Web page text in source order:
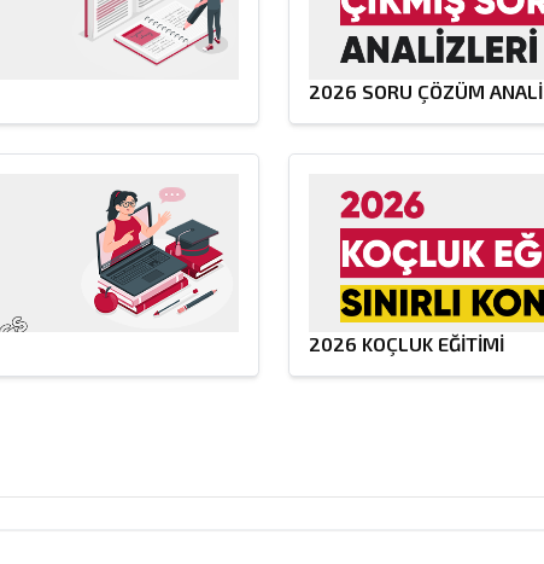
2026 SORU ÇÖZÜM
2026 KOÇLUK EĞİTİMİ